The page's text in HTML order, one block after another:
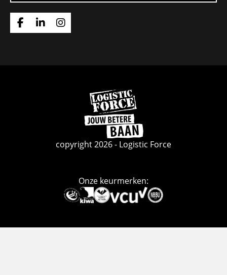
Ga
Ga
Ga
Ga
naar
de
homepage
copyright 2026 - Logistic Force
Onze keurmerken:
Deze
link
naar